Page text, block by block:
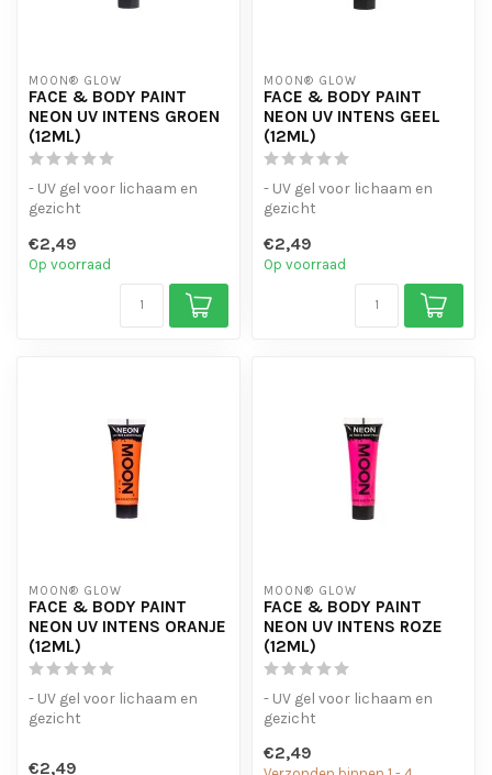
MOON® GLOW
FACE & BODY PAINT
NEON UV INTENS GROEN
(12ML)
- UV gel voor lichaam en
gezicht
scala aan kleuren.
€2,49
Op voorraad
MOON® GLOW
FACE & BODY PAINT
NEON UV INTENS GEEL
(12ML)
- UV gel voor lichaam en
gezicht
scala aan kleuren.
€2,49
Op voorraad
MOON® GLOW
FACE & BODY PAINT
NEON UV INTENS ORANJE
(12ML)
- UV gel voor lichaam en
gezicht
€2,49
MOON® GLOW
FACE & BODY PAINT
NEON UV INTENS ROZE
(12ML)
- UV gel voor lichaam en
gezicht
scala aan kleuren.
€2,49